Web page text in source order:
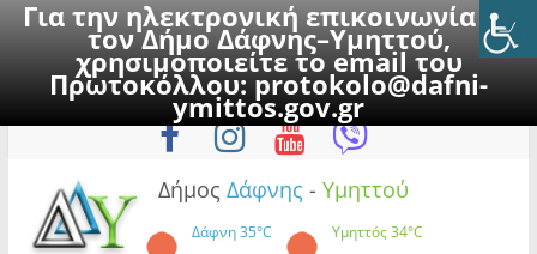
Για την ηλεκτρονική επικοινωνία με
τον Δήμο Δάφνης–Υμηττού,
χρησιμοποιείτε το email του
Πρωτοκόλλου:protokolo@dafni-
ymittos.gov.gr
to
Παρασκευή, 7 Αυγούστου 2026
Δήμος Δάφνης - Υμηττού
Δάφνη35°C Υμηττός34°C